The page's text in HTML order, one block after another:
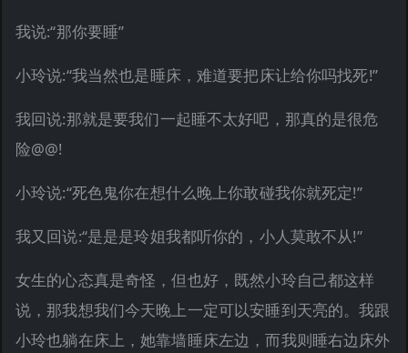
我说:“那你要睡”
小玲说:“我当然也是睡床，难道要把床让给你吗找死!”
我回说:那就是要我们一起睡不太好吧，那真的是很危
险@@!
小玲说:“死色鬼你在想什么晚上你敢碰我你就死定!”
我又回说:“是是是玲姐我都听你的，小人莫敢不从!”
女生的心态真是奇怪，但也好，既然小玲自己都这样
说，那我想我们今天晚上一定可以安睡到天亮的。我跟
小玲也躺在床上，她靠墙睡床左边，而我则睡右边床外